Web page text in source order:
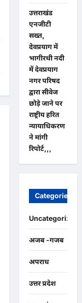
उत्तराखंड
एनजीटी
सख्त,
देवप्रयाग में
भागीरथी नदी
में देवप्रयाग
नगर परिषद
द्वारा सीवेज
छोड़े जाने पर
राष्ट्रीय हरित
न्यायाधिकरण
ने मांगी
रिपोर्ट,,,
Categories
Uncategorized
अजब -गजब
अपराध
उत्तर प्रदेश